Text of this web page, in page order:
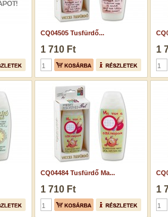
CQ04505 Tusfürdő...
1 710 Ft 1
CQ04484 Tusfürdő Ma...
1 710 Ft 1